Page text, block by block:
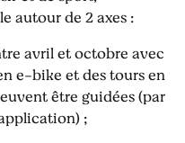
autour de 2 axes :
avril et octobre avec
e-bike et des tours en
être guidées (par
;